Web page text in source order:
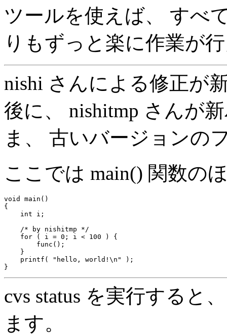
ツールを使えば、 すべ
りもずっと楽に作業が
nishi さんによる修正が
後に、 nishitmp さんが
ま、 古いバージョンの
ここでは main() 関数の
void main()
{
    int i;
    /* by nishitmp */
    for ( i = 0; i < 100 ) {
        func();
    }
    printf( "hello, world!\n" );
cvs status を実行すると
ます。